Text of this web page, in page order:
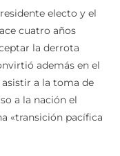
electo y el
cuatro años
la derrota
además en el
a la toma de
a la nación el
«transición pacífica